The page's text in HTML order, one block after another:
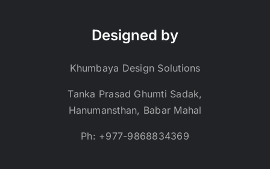
Designed by
Khumbaya Design Solutions
Tanka Prasad Ghumti Sadak,
Hanumansthan, Babar Mahal
Ph: +977-9868834369